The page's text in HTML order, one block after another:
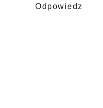
Odpowiedz